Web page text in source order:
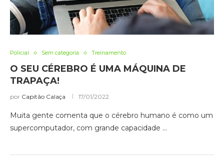
Policial Sem categoria Treinamento
O SEU CÉREBRO É UMA MÁQUINA DE
TRAPAÇA!
por Capitão Calaça 17/01/2022
Muita gente comenta que o cérebro humano é como um
supercomputador, com grande capacidade …